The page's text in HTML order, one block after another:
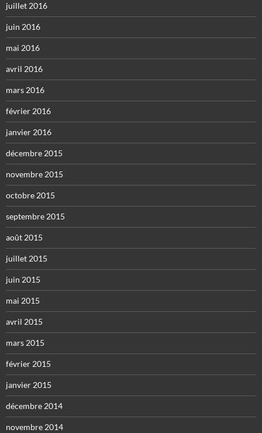
juillet 2016
juin 2016
mai 2016
avril 2016
mars 2016
février 2016
janvier 2016
décembre 2015
novembre 2015
octobre 2015
septembre 2015
août 2015
juillet 2015
juin 2015
mai 2015
avril 2015
mars 2015
février 2015
janvier 2015
décembre 2014
novembre 2014